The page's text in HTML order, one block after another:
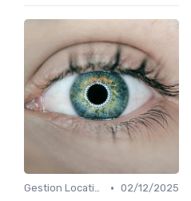
Gestion Locative et Asset Management • 02/12/2025